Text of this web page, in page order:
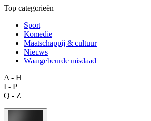
Top categorieën
Sport
Komedie
Maatschappij & cultuur
Nieuws
Waargebeurde misdaad
A - H
I - P
Q - Z